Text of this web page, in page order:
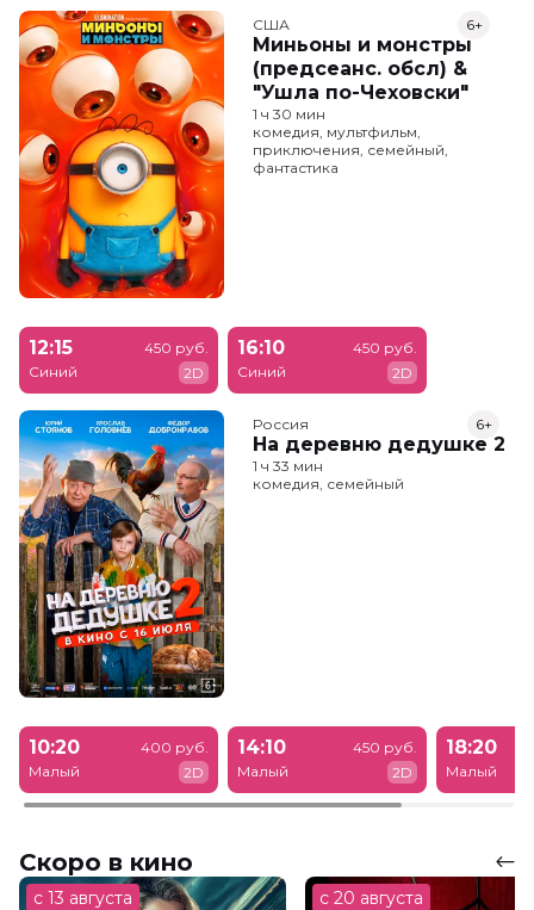
США
Миньоны и монстры
(предсеанс. обсл) &
"Ушла по-Чеховски"
6+
1 ч 30 мин
комедия, мультфильм,
приключения, семейный,
фантастика
12:15
Синий
450 руб.
2D
16:10
Синий
450 руб.
2D
Россия
На деревню дедушке 2
6+
1 ч 33 мин
комедия, семейный
10:20
Малый
400 руб.
2D
14:10
Малый
450 руб.
2D
18:20
Малый
Скоро в кино
с 13 августа с 20 августа